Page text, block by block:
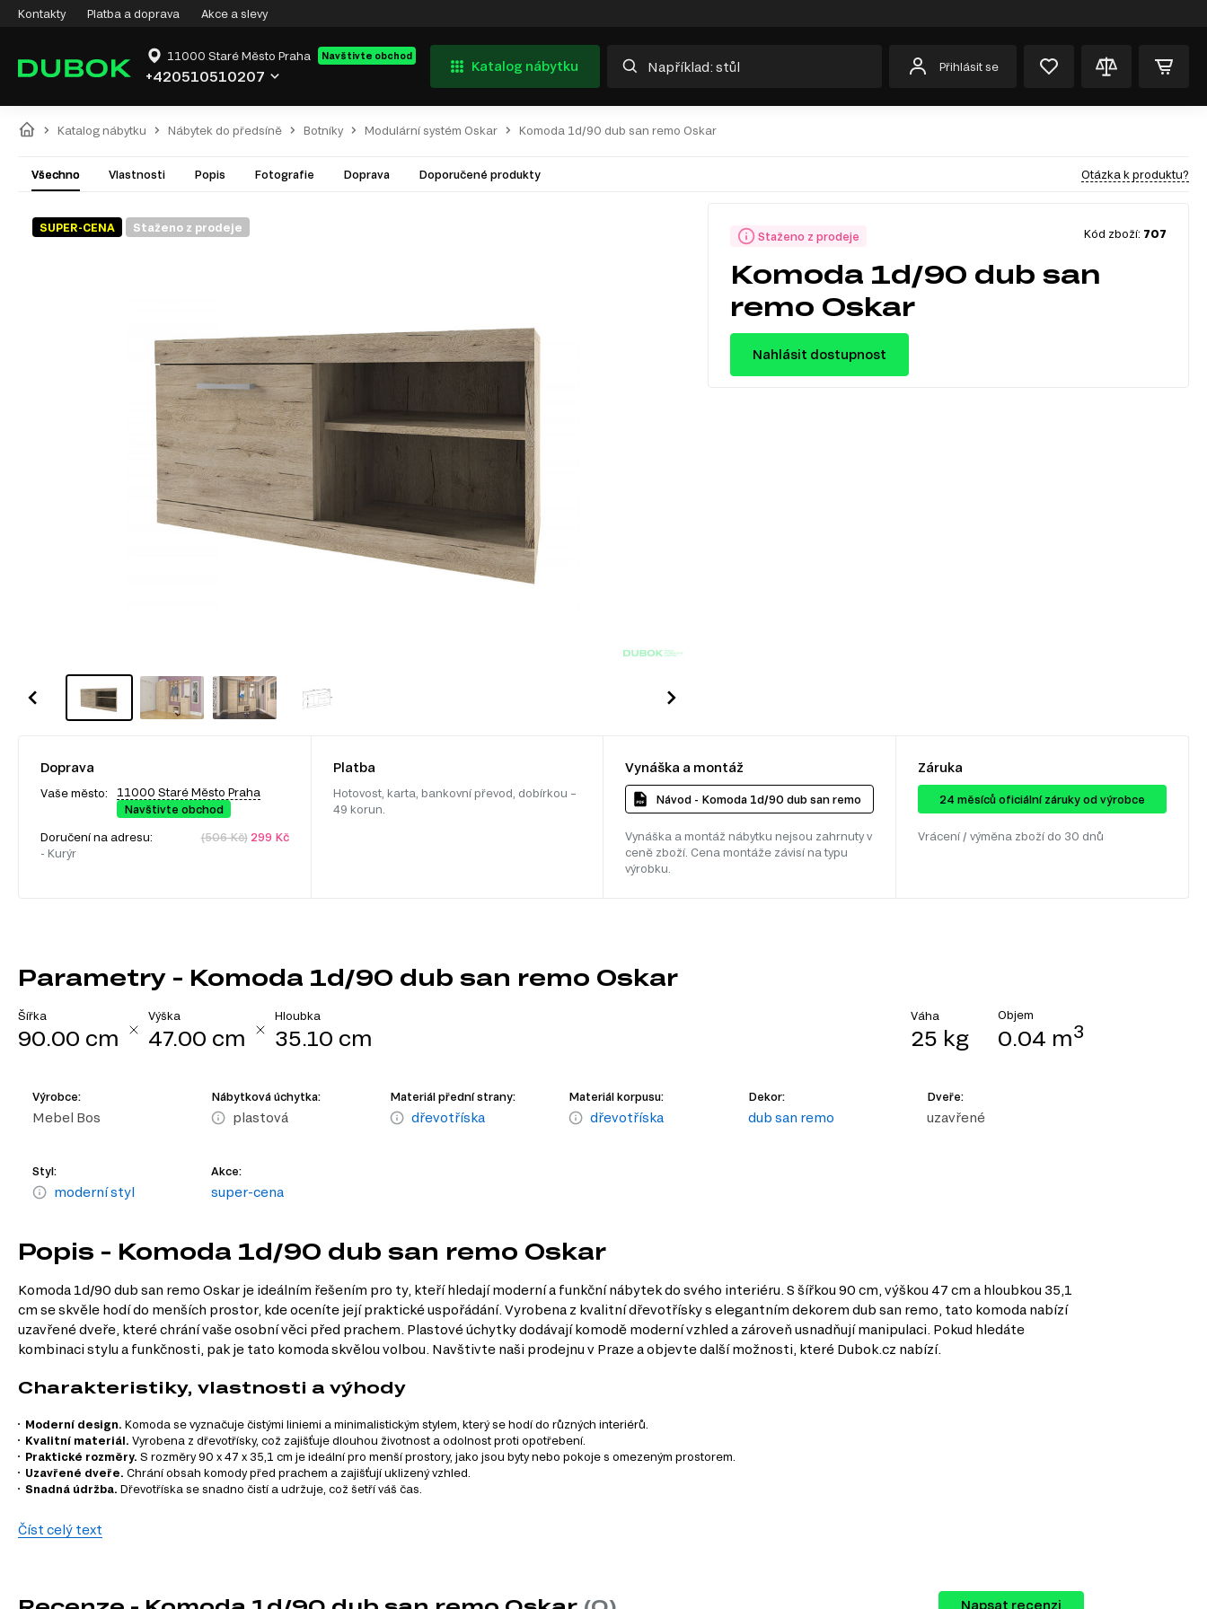
Kontakty Platba a doprava Akce a slevy
11000 Staré Město Praha Navštivte obchod
+420510510207
Katalog nábytku Přihlásit se
Katalog nábytku Nábytek do předsíně Botníky Modulární systém Oskar Komoda 1d/90 dub san remo Oskar
Všechno Vlastnosti Popis Fotografie Doprava Doporučené produkty Otázka k produktu?
SUPER-CENA Staženo z prodeje
Staženo z prodeje Kód zboží: 707
Komoda 1d/90 dub san
remo Oskar
Nahlásit dostupnost
Doprava
Vaše město:
11000 Staré Město Praha
Navštivte obchod
Doručení na adresu:
- Kurýr
(506 Kč)299 Kč
Platba
Hotovost, karta, bankovní převod, dobírkou –
49 korun.
Vynáška a montáž
Návod - Komoda 1d/90 dub san remo
Vynáška a montáž nábytku nejsou zahrnuty v
ceně zboží. Cena montáže závisí na typu
výrobku.
Záruka
24 ​​​​měsíců oficiální záruky od výrobce
Vrácení / výměna zboží do 30 dnů
Parametry - Komoda 1d/90 dub san remo Oskar
Šířka
90.00 cm
Výška
47.00 cm
Hloubka
35.10 cm
Váha
25 kg
Objem
0.04 m3
Výrobce:
Mebel Bos
Nábytková úchytka:
plastová
Materiál přední strany:
dřevotříska
Materiál korpusu:
dřevotříska
Dekor:
dub san remo
Dveře:
uzavřené
Styl:
moderní styl
Akce:
super-cena
Popis - Komoda 1d/90 dub san remo Oskar
Komoda 1d/90 dub san remo Oskar je ideálním řešením pro ty, kteří hledají moderní a funkční nábytek do svého interiéru. S šířkou 90 cm, výškou 47 cm a hloubkou 35,1
cm se skvěle hodí do menších prostor, kde oceníte její praktické uspořádání. Vyrobena z kvalitní dřevotřísky s elegantním dekorem dub san remo, tato komoda nabízí
uzavřené dveře, které chrání vaše osobní věci před prachem. Plastové úchytky dodávají komodě moderní vzhled a zároveň usnadňují manipulaci. Pokud hledáte
kombinaci stylu a funkčnosti, pak je tato komoda skvělou volbou. Navštivte naši prodejnu v Praze a objevte další možnosti, které Dubok.cz nabízí.
Charakteristiky, vlastnosti a výhody
Moderní design. Komoda se vyznačuje čistými liniemi a minimalistickým stylem, který se hodí do různých interiérů.
Kvalitní materiál. Vyrobena z dřevotřísky, což zajišťuje dlouhou životnost a odolnost proti opotřebení.
Praktické rozměry. S rozměry 90 x 47 x 35,1 cm je ideální pro menší prostory, jako jsou byty nebo pokoje s omezeným prostorem.
Uzavřené dveře. Chrání obsah komody před prachem a zajišťují uklizený vzhled.
Snadná údržba. Dřevotříska se snadno čistí a udržuje, což šetří váš čas.
Informace o sérii nábytku
Číst celý text
Napsat recenzi